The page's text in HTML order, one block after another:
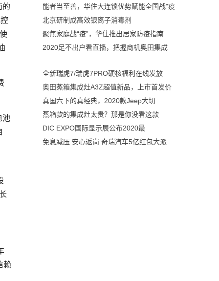
池
赖
能者当至善，华住大连锁优势赋能全国战"疫
北京研制成高效银离子消毒剂
聚焦家庭战“疫”，华住推出居家防疫指南
2020足不出户看直播，把握商机奥田集成
全新瑞虎7/瑞虎7PRO硬核福利在线发放
奥田蒸箱集成灶A3Z超值新品，上市首发价
真国六下的真经典，2020款Jeep大切
蒸箱款的集成灶太贵？那是你没看这款
DIC EXPO国际显示展公布2020最
免息减压 安心返岗 奇瑞汽车5亿红包大派